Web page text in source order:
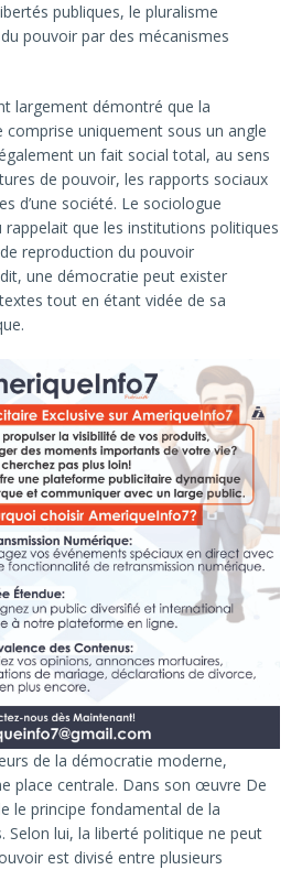
publiques, le pluralisme
pouvoir par des mécanismes
largement démontré que la
uniquement sous un angle
un fait social total, au sens
de pouvoir, les rapports sociaux
d’une société. Le sociologue
que les institutions politiques
reproduction du pouvoir
une démocratie peut exister
tout en étant vidée de sa
de la démocratie moderne,
place centrale. Dans son œuvre De
le principe fondamental de la
Selon lui, la liberté politique ne peut
est divisé entre plusieurs